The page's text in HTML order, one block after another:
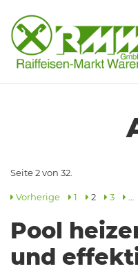
Seite 2 von 32.
Vorherige 1 2 3
Pool
und